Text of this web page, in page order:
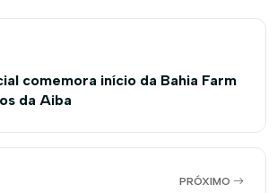
comemora início da Bahia Farm
da Aiba
PRÓXIMO